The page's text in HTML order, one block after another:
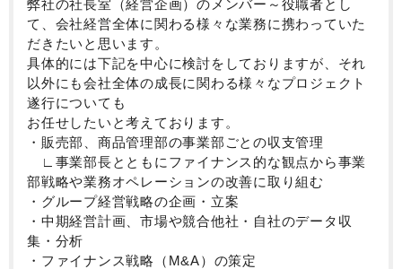
■ポジションの魅力
・市場で類を見ないほど圧倒的な速度で事業成長して
いる組織にて、最前線に立ってビジネスを前進させる
ことに関与できる環境です
・経営層や他組織の部門長など組織の中核メンバーと
ともに、幹部候補として、社長の右腕として、経営に
関わっていただくことがで
・キャリアパスとしても、ご本人の希望や志向性に応
じて、取締役兼事業部長・社長室長、CSO等の道を歩
むことが可能です（当社はなくご活躍頂けます）。
・弊社のビジョンは、色石の買取領域でのビジネスで
終わらず、中長期的には人材領域やグローバルな事業
に関与することもできます
弊社の社長室（経営企画）のメンバー～役職者とし
て、会社経営全体に関わる様々な業務に携わっていた
だきたいと思います。
具体的には下記を中心に検討をしておりますが、それ
以外にも会社全体の成長に関わる様々なプロジェクト
遂行についても
お任せしたいと考えております。
・販売部、商品管理部の事業部ごとの収支管理
∟事業部長とともにファイナンス的な観点から事業
部戦略や業務オペレーションの改善に取り組む
・グループ経営戦略の企画・立案
・中期経営計画、市場や競合他社・自社のデータ収
集・分析
・ファイナンス戦略（M&A）の策定